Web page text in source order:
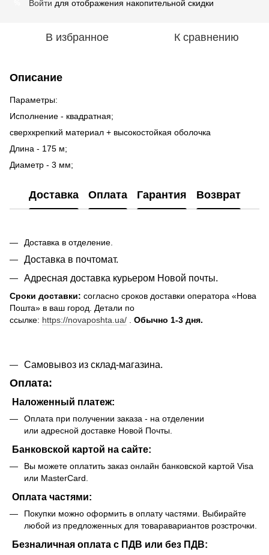
Войти для отображения накопительной скидки
В избранное К сравнению
Описание
Параметры:
Исполнение - квадратная;
сверхкрепкий материал + высокостойкая оболочка
Длина - 175 м;
Диаметр - 3 мм;
Доставка Оплата Гарантия Возврат
Доставка в отделение.
Доставка в почтомат.
Адресная доставка курьером Новой почты.
Сроки доставки: согласно сроков доставки оператора «Нова
Пошта» в ваш город. Детали по
ссылке: https://novaposhta.ua/ Обычно 1-3 дня.
Самовывоз из склад-магазина.
Оплата:
Наложенный платеж:
Оплата при получении заказа - на отделении
или адресной доставке Новой Почты.
Банковской картой на сайте:
Вы можете оплатить заказ онлайн банковской картой Visa
или MasterCard.
Оплата частями:
Покупки можно оформить в оплату частями. Выбирайте
любой из предложенных для товаравариантов розстрочки.
Безналичная оплата с ПДВ или без ПДВ: